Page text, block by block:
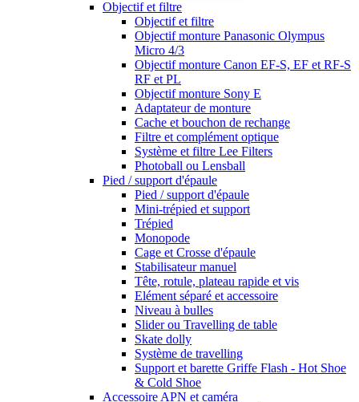
Objectif et filtre
Objectif et filtre
Objectif monture Panasonic Olympus
Micro 4/3
Objectif monture Canon EF-S, EF et RF-S
RF et PL
Objectif monture Sony E
Adaptateur de monture
Cache et bouchon de rechange
Filtre et complément optique
Système et filtre Lee Filters
Photoball ou Lensball
Pied / support d'épaule
Pied / support d'épaule
Mini-trépied et support
Trépied
Monopode
Cage et Crosse d'épaule
Stabilisateur manuel
Tête, rotule, plateau rapide et vis
Elément séparé et accessoire
Niveau à bulles
Slider ou Travelling de table
Skate dolly
Système de travelling
Support et barette Griffe Flash - Hot Shoe
& Cold Shoe
Accessoire APN et caméra